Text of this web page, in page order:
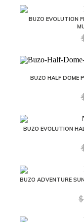
BUZO EVOLUTION
BUZO HALF DOME
BUZO EVOLUTION
BUZO ADVENTURE